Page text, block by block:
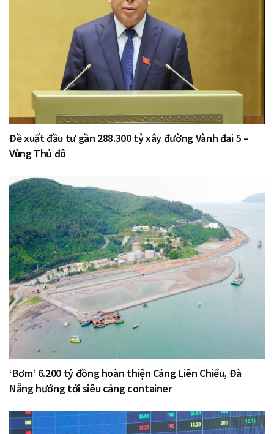
Đề xuất đầu tư gần 288.300 tỷ xây đường Vành đai 5 –
Vùng Thủ đô
‘Bơm’ 6.200 tỷ đồng hoàn thiện Cảng Liên Chiểu, Đà
Nẵng hướng tới siêu cảng container